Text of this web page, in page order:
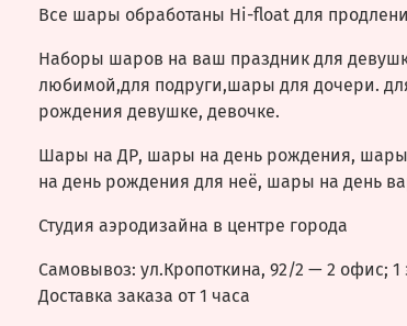
Все шары обработаны Hi-float для
Наборы шаров на ваш праздник для
любимой,для подруги,шары для дочери.
рождения девушке, девочке.
Шары на ДР, шары на день рождения,
на день рождения для неё, шары на день
Студия аэродизайна в центре города
Самовывоз: ул.Кропоткина, 92/2 — 2 офис; 1
Доставка заказа от 1 часа